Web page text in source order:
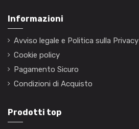
Informazioni
Avviso legale e Politica sulla Privacy
Cookie policy
Pagamento Sicuro
Condizioni di Acquisto
Prodotti top